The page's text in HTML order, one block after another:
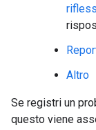
Altro
Se registri un
questo viene